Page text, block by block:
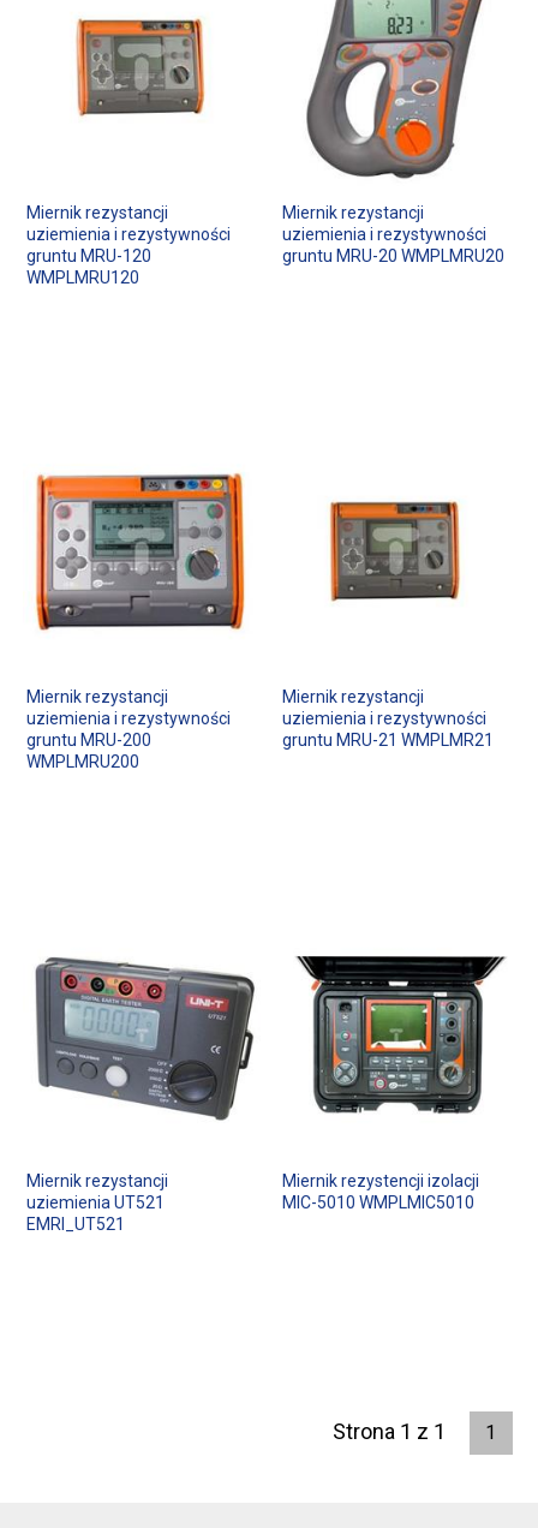
Miernik rezystancji
uziemienia i rezystywności
gruntu MRU-120
WMPLMRU120
Miernik rezystancji
uziemienia i rezystywności
gruntu MRU-20 WMPLMRU20
Miernik rezystancji
uziemienia i rezystywności
gruntu MRU-200
WMPLMRU200
Miernik rezystancji
uziemienia i rezystywności
gruntu MRU-21 WMPLMR21
Miernik rezystancji
uziemienia UT521
EMRI_UT521
Miernik rezystencji izolacji
MIC-5010 WMPLMIC5010
Strona 1 z 1 1